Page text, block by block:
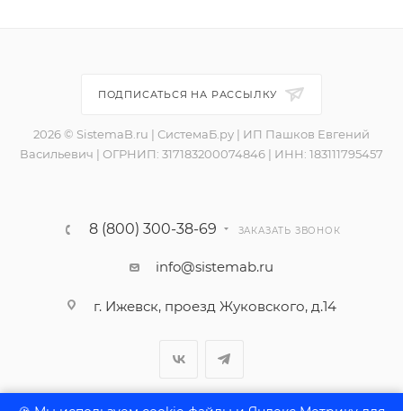
ПОДПИСАТЬСЯ НА РАССЫЛКУ
2026 © SistemaB.ru | СистемаБ.ру | ИП Пашков Евгений
Васильевич | ОГРНИП: 317183200074846 | ИНН: 183111795457
8 (800) 300-38-69 ЗАКАЗАТЬ ЗВОНОК
info@sistemab.ru
г. Ижевск, проезд Жуковского, д.14